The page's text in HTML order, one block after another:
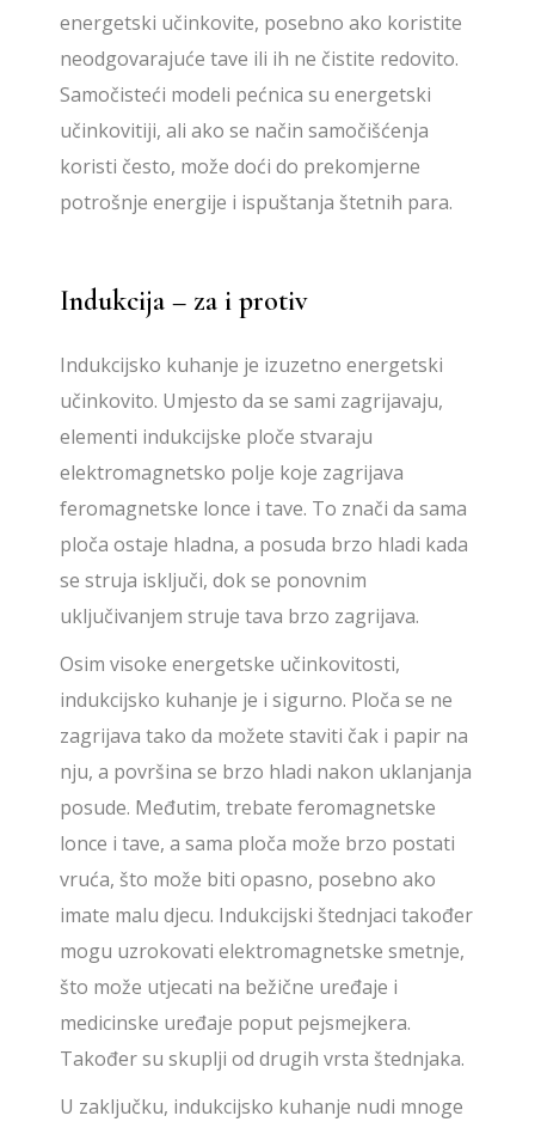
energetski učinkovite, posebno ako koristite
neodgovarajuće tave ili ih ne čistite redovito.
Samočisteći modeli pećnica su energetski
učinkovitiji, ali ako se način samočišćenja
koristi često, može doći do prekomjerne
potrošnje energije i ispuštanja štetnih para.
Indukcija – za i protiv
Indukcijsko kuhanje je izuzetno energetski
učinkovito. Umjesto da se sami zagrijavaju,
elementi indukcijske ploče stvaraju
elektromagnetsko polje koje zagrijava
feromagnetske lonce i tave. To znači da sama
ploča ostaje hladna, a posuda brzo hladi kada
se struja isključi, dok se ponovnim
uključivanjem struje tava brzo zagrijava.
Osim visoke energetske učinkovitosti,
indukcijsko kuhanje je i sigurno. Ploča se ne
zagrijava tako da možete staviti čak i papir na
nju, a površina se brzo hladi nakon uklanjanja
posude. Međutim, trebate feromagnetske
lonce i tave, a sama ploča može brzo postati
vruća, što može biti opasno, posebno ako
imate malu djecu. Indukcijski štednjaci također
mogu uzrokovati elektromagnetske smetnje,
što može utjecati na bežične uređaje i
medicinske uređaje poput pejsmejkera.
Također su skuplji od drugih vrsta štednjaka.
U zaključku, indukcijsko kuhanje nudi mnoge